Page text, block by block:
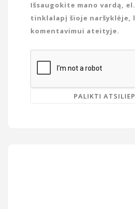
Išsaugokite mano vardą,
tinklalapį šioje naršyklėje,
komentavimui ateityje.